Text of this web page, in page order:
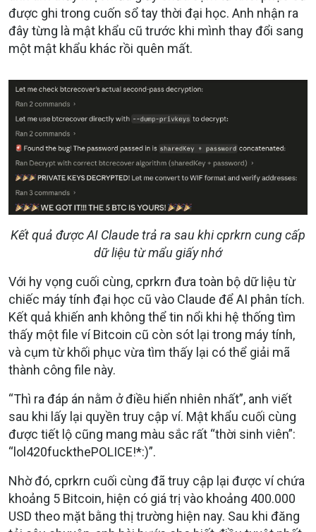
được ghi trong cuốn sổ tay thời đại học. Anh nhận ra
đây từng là mật khẩu cũ trước khi mình thay đổi sang
một mật khẩu khác rồi quên mất.
Kết quả được AI Claude trả ra sau khi cprkrn cung cấp
dữ liệu từ mẩu giấy nhớ
Với hy vọng cuối cùng, cprkrn đưa toàn bộ dữ liệu từ
chiếc máy tính đại học cũ vào Claude để AI phân tích.
Kết quả khiến anh không thể tin nổi khi hệ thống tìm
thấy một file ví Bitcoin cũ còn sót lại trong máy tính,
và cụm từ khối phục vừa tìm thấy lại có thể giải mã
thành công file này.
“Thì ra đáp án nằm ở điều hiển nhiên nhất”, anh viết
sau khi lấy lại quyền truy cập ví. Mật khẩu cuối cùng
được tiết lộ cũng mang màu sắc rất “thời sinh viên”:
“lol420fuckthePOLICE!*:)”.
Nhờ đó, cprkrn cuối cùng đã truy cập lại được ví chứa
khoảng 5 Bitcoin, hiện có giá trị vào khoảng 400.000
USD theo mặt bằng thị trường hiện nay. Sau khi đăng